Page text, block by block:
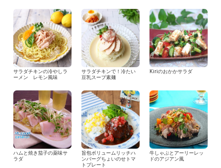
サラダチキンの冷やしラ
ーメン レモン風味
サラダチキンで！冷たい
豆乳スープ素麺
Kiriのおかかサラダ
ハムと焼き茄子の薬味サ
ラダ
旨包ボリュームリッチハ
ンバーグちょいのせトマ
トプレート
牛しゃぶとアーリーレッ
ドのアジアン風